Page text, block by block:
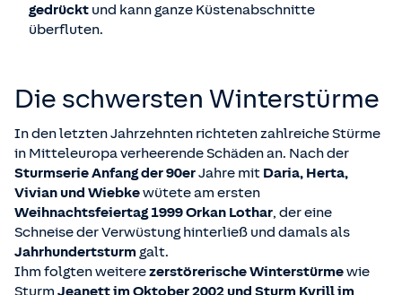
gedrückt und kann ganze Küstenabschnitte
überfluten.
Die schwersten Winterstürme
In den letzten Jahrzehnten richteten zahlreiche Stürme
in Mitteleuropa verheerende Schäden an. Nach der
Sturmserie Anfang der 90erJahre mit Daria, Herta,
Vivian und Wiebkewütete am ersten
Weihnachtsfeiertag 1999 Orkan Lothar, der eine
Schneise der Verwüstung hinterließ und damals als
Jahrhundertsturm galt.
Ihm folgten weiterezerstörerische Winterstürmewie
Sturm Jeanett im Oktober 2002 und Sturm Kyrill im